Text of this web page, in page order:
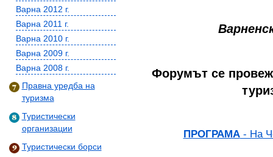
Варна 2012 г.
Варна 2011 г.
Варна 2010 г.
Варна 2009 г.
Варна 2008 г.
Правна уредба на
туризма
Туристически
организации
Туристически борси
Форумът се
ПРОГРАМА- На